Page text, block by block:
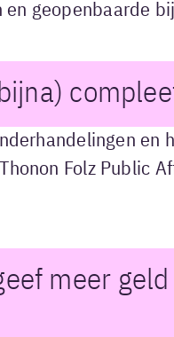
geopenbaarde
en
Folz Public
meer